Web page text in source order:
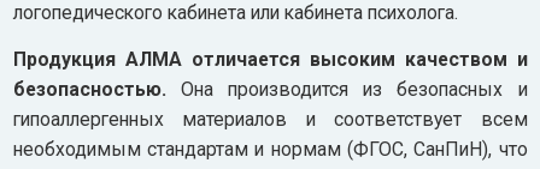
логопедического кабинета или кабинета психолога.
Продукция АЛМА отличается высоким качеством и
безопасностью. Она производится из безопасных и
гипоаллергенных материалов и соответствует всем
необходимым стандартам и нормам (ФГОС, СанПиН), что